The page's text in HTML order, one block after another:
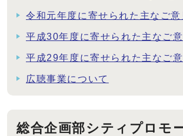
令和元年度に寄せられた主なご
平成30年度に寄せられた主なご
平成29年度に寄せられた主なご
広聴事業について
総合企画部シティプロモ